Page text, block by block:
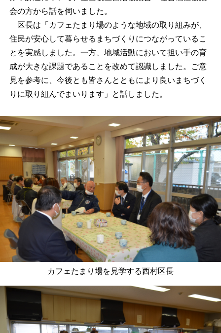
会の方から話を伺いました。
区長は「カフェたまり場のような地域の取り組みが、
住民が安心して暮らせるまちづくりにつながっているこ
とを実感しました。一方、地域活動において担い手の育
成が大きな課題であることを改めて認識しました。ご意
見を参考に、今後とも皆さんとともにより良いまちづく
りに取り組んでまいります」と話しました。
カフェたまり場を見学する西村区長